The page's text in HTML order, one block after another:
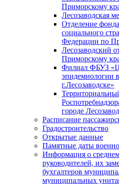
Приморскому
Лесозаводская
Отделение
социального
Федерации по
Лесозаводский
Приморскому
Филиал ФБУЗ
эпидемиологии
г.Лесозаводске»
городе
Расписание
Градостроительство
Открытые данные
Памятные даты
Информация о
руководителей, их
бухгалтеров
муниципальных